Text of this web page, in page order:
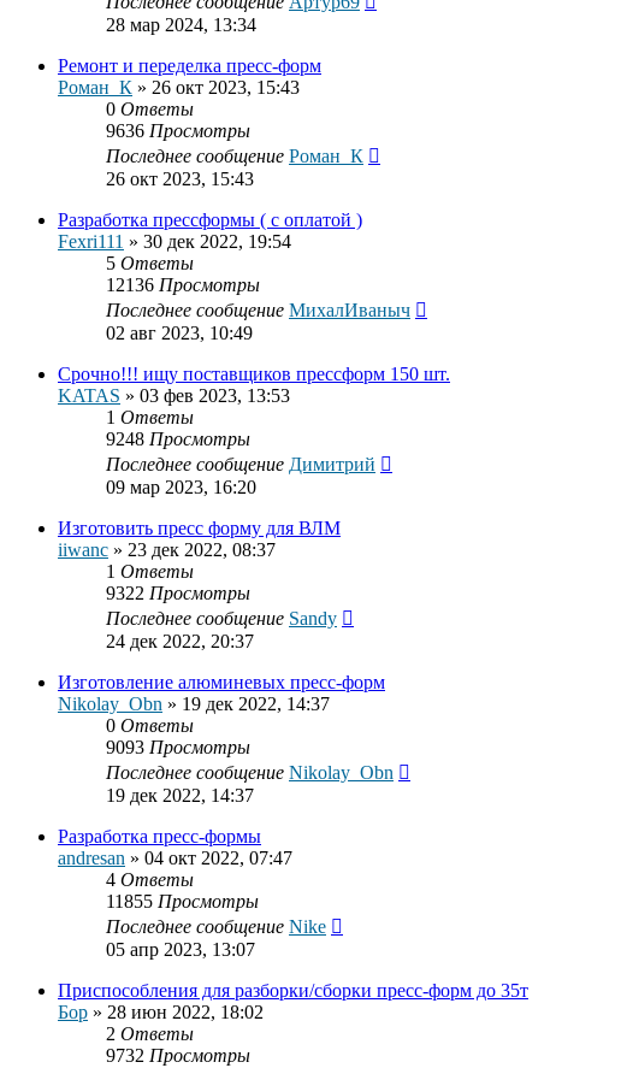
28 мар 2024, 13:34
Ремонт и переделка пресс-форм
Роман_К » 26 окт 2023, 15:43
0 Ответы
9636 Просмотры
Последнее сообщение Роман_К
26 окт 2023, 15:43
Разработка прессформы ( с оплатой )
Fexri111 » 30 дек 2022, 19:54
5 Ответы
12136 Просмотры
Последнее сообщение МихалИваныч
02 авг 2023, 10:49
Срочно!!! ищу поставщиков прессформ 150 шт.
KATAS » 03 фев 2023, 13:53
1 Ответы
9248 Просмотры
Последнее сообщение Димитрий
09 мар 2023, 16:20
Изготовить пресс форму для ВЛМ
iiwanc » 23 дек 2022, 08:37
1 Ответы
9322 Просмотры
Последнее сообщение Sandy
24 дек 2022, 20:37
Изготовление алюминевых пресс-форм
Nikolay_Obn » 19 дек 2022, 14:37
0 Ответы
9093 Просмотры
Последнее сообщение Nikolay_Obn
19 дек 2022, 14:37
Разработка пресс-формы
andresan » 04 окт 2022, 07:47
4 Ответы
11855 Просмотры
Последнее сообщение Nike
05 апр 2023, 13:07
Приспособления для разборки/сборки пресс-форм до 35т
Бор » 28 июн 2022, 18:02
2 Ответы
9732 Просмотры